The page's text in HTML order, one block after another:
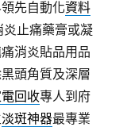
先自動化資料
止痛藥膏或凝
消炎貼品用品
頭角質及深層
回收專人到府
淡斑神器最專業